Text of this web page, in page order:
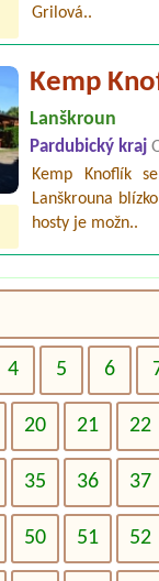
Grilová..
Kemp
Lanškroun
Pardubický kraj
Kemp Knoflík
Lanškrouna
hosty je možn..
4 5 6
20 21 22
35 36 37
50 51 52